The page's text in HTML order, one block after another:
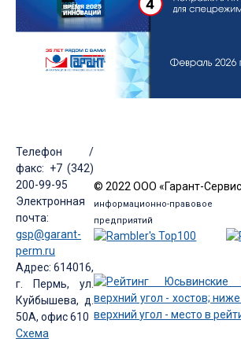
Телефон /
факс: +7 (342)
200-99-95
Электронная
почта:
gsp@garant-
perm.ru
Адрес: 614016,
г. Пермь, ул.
Куйбышева, д.
50А, офис 610
Схема
© 2022 ООО «Гарант-
информационно-
предприятий